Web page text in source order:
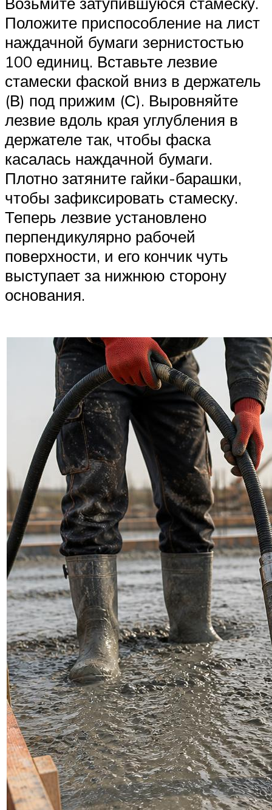
Положите приспособление на лист
наждачной бумаги зернистостью
100 единиц. Вставьте лезвие
стамески фаской вниз в держатель
(В) под прижим (С). Выровняйте
лезвие вдоль края углубления в
держателе так, чтобы фаска
касалась наждачной бумаги.
Плотно затяните гайки-барашки,
чтобы зафиксировать стамеску.
Теперь лезвие установлено
перпендикулярно рабочей
поверхности, и его кончик чуть
выступает за нижнюю сторону
основания.